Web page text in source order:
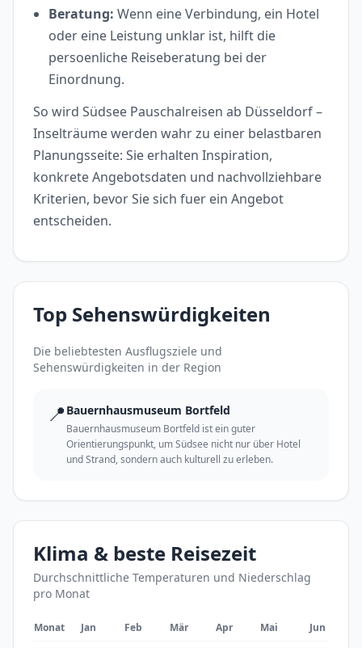
Beratung: Wenn eine Verbindung, ein Hotel
oder eine Leistung unklar ist, hilft die
persoenliche Reiseberatung bei der
Einordnung.
So wird Südsee Pauschalreisen ab Düsseldorf –
Inselträume werden wahr zu einer belastbaren
Planungsseite: Sie erhalten Inspiration,
konkrete Angebotsdaten und nachvollziehbare
Kriterien, bevor Sie sich fuer ein Angebot
entscheiden.
Top Sehenswürdigkeiten
Die beliebtesten Ausflugsziele und
Sehenswürdigkeiten in der Region
📍 Bauernhausmuseum Bortfeld
Bauernhausmuseum Bortfeld ist ein guter
Orientierungspunkt, um Südsee nicht nur über Hotel
und Strand, sondern auch kulturell zu erleben.
Klima & beste Reisezeit
Durchschnittliche Temperaturen und Niederschlag
pro Monat
Monat Jan Feb Mär Apr Mai Jun